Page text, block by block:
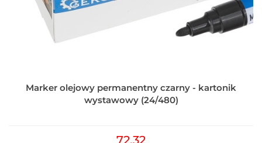
Marker olejowy permanentny czarny - kartonik
wystawowy (24/480)
72.32